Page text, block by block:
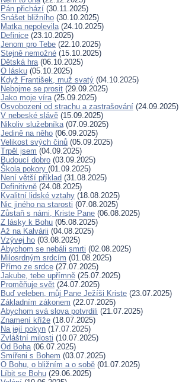
Pán přichází (30.11.2025)
Snášet bližního (30.10.2025)
Matka nepolevila(24.10.2025)
Definice (23.10.2025)
Jenom pro Tebe (22.10.2025)
Stejně nemožné (15.10.2025)
Dětská hra(06.10.2025)
O lásku (05.10.2025)
Když František, muž svatý (04.10.2025)
Nebojme se prosit (29.09.2025)
Jako moje víra(25.09.2025)
Osvobozeni od strachu a zastrašování (24.09.2025)
V nebeské slávě (15.09.2025)
Nikoliv služebníka(07.09.2025)
Jedině na něho (06.09.2025)
Velikost svých činů (05.09.2025)
Trpěl jsem (04.09.2025)
Budoucí dobro (03.09.2025)
Škola pokory (01.09.2025)
Není větší příklad (31.08.2025)
Definitivně (24.08.2025)
Kvalitní lidské vztahy (18.08.2025)
Nic jiného na starosti (07.08.2025)
Zůstaň s námi, Kriste Pane (06.08.2025)
Z lásky k Bohu (05.08.2025)
Až na Kalvárii (04.08.2025)
Vzývej ho (03.08.2025)
Abychom se nebáli smrti (02.08.2025)
Milosrdným srdcím (01.08.2025)
Přímo ze srdce (27.07.2025)
Jakube, tebe upřímně (25.07.2025)
Proměňuje svět (24.07.2025)
Buď veleben, můj Pane Ježíši Kriste (23.07.2025)
Základním zákonem (22.07.2025)
Abychom svá slova potvrdili (21.07.2025)
Znamení kříže (18.07.2025)
Na její pokyn (17.07.2025)
Zvláštní milosti (10.07.2025)
Od Boha(06.07.2025)
Smířeni s Bohem (03.07.2025)
O Bohu, o bližním a o sobě (01.07.2025)
Líbit se Bohu (29.06.2025)